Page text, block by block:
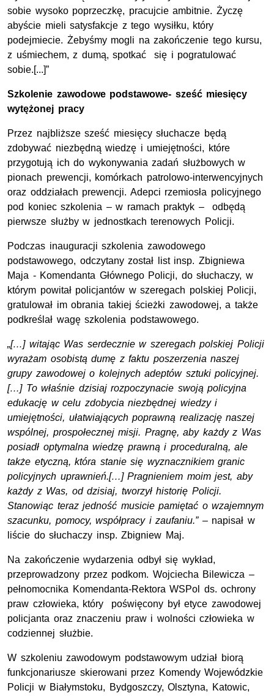
sobie wysoko poprzeczkę, pracujcie ambitnie. Życzę
abyście mieli satysfakcje z tego wysiłku, który
podejmiecie. Żebyśmy mogli na zakończenie tego kursu,
z uśmiechem, z dumą, spotkać się i pogratulować
sobie.[...]”
Szkolenie zawodowe podstawowe- sześć miesięcy
wytężonej pracy
Przez najbliższe sześć miesięcy słuchacze będą
zdobywać niezbędną wiedzę i umiejętności, które
przygotują ich do wykonywania zadań służbowych w
pionach prewencji, komórkach patrolowo-interwencyjnych
oraz oddziałach prewencji. Adepci rzemiosła policyjnego
pod koniec szkolenia – w ramach praktyk – odbędą
pierwsze służby w jednostkach terenowych Policji.
Podczas inauguracji szkolenia zawodowego
podstawowego, odczytany został list insp. Zbigniewa
Maja - Komendanta Głównego Policji, do słuchaczy, w
którym powitał policjantów w szeregach polskiej Policji,
gratulował im obrania takiej ścieżki zawodowej, a także
podkreślał wagę szkolenia podstawowego.
„[…] witając Was serdecznie w szeregach polskiej Policji
wyrażam osobistą dumę z faktu poszerzenia naszej
grupy zawodowej o kolejnych adeptów sztuki policyjnej.
[…] To właśnie dzisiaj rozpoczynacie swoją policyjna
edukację w celu zdobycia niezbędnej wiedzy i
umiejętności, ułatwiających poprawną realizację naszej
wspólnej, prospołecznej misji. Pragnę, aby każdy z Was
posiadł optymalna wiedzę prawną i proceduralną, ale
także etyczną, która stanie się wyznacznikiem granic
policyjnych uprawnień.[…] Pragnieniem moim jest, aby
każdy z Was, od dzisiaj, tworzył historię Policji.
Stanowiąc teraz jedność musicie pamiętać o wzajemnym
szacunku, pomocy, współpracy i zaufaniu.”– napisał w
liście do słuchaczy insp. Zbigniew Maj.
Na zakończenie wydarzenia odbył się wykład,
przeprowadzony przez podkom. Wojciecha Bilewicza –
pełnomocnika Komendanta-Rektora WSPol ds. ochrony
praw człowieka, który poświęcony był etyce zawodowej
policjanta oraz znaczeniu praw i wolności człowieka w
codziennej służbie.
W szkoleniu zawodowym podstawowym udział biorą
funkcjonariusze skierowani przez Komendy Wojewódzkie
Policji w Białymstoku, Bydgoszczy, Olsztyna, Katowic,